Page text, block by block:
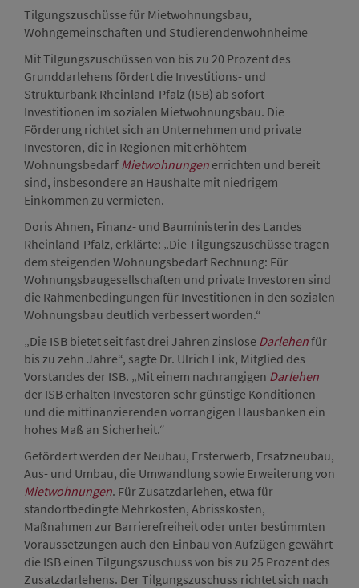
Tilgungszuschüsse für Mietwohnungsbau,
Wohngemeinschaften und Studierendenwohnheime
Mit Tilgungszuschüssen von bis zu 20 Prozent des
Grunddarlehens fördert die Investitions- und
Strukturbank Rheinland-Pfalz (ISB) ab sofort
Investitionen im sozialen Mietwohnungsbau. Die
Förderung richtet sich an Unternehmen und private
Investoren, die in Regionen mit erhöhtem
Wohnungsbedarf Mietwohnungen errichten und bereit
sind, insbesondere an Haushalte mit niedrigem
Einkommen zu vermieten.
Doris Ahnen, Finanz- und Bauministerin des Landes
Rheinland-Pfalz, erklärte: „Die Tilgungszuschüsse tragen
dem steigenden Wohnungsbedarf Rechnung: Für
Wohnungsbaugesellschaften und private Investoren sind
die Rahmenbedingungen für Investitionen in den sozialen
Wohnungsbau deutlich verbessert worden.“
„Die ISB bietet seit fast drei Jahren zinslose Darlehenfür
bis zu zehn Jahre“, sagte Dr. Ulrich Link, Mitglied des
Vorstandes der ISB. „Mit einem nachrangigen Darlehen
der ISB erhalten Investoren sehr günstige Konditionen
und die mitfinanzierenden vorrangigen Hausbanken ein
hohes Maß an Sicherheit.“
Gefördert werden der Neubau, Ersterwerb, Ersatzneubau,
Aus- und Umbau, die Umwandlung sowie Erweiterung von
Mietwohnungen. Für Zusatzdarlehen, etwa für
standortbedingte Mehrkosten, Abrisskosten,
Maßnahmen zur Barrierefreiheit oder unter bestimmten
Voraussetzungen auch den Einbau von Aufzügen gewährt
die ISB einen Tilgungszuschuss von bis zu 25 Prozent des
Zusatzdarlehens. Der Tilgungszuschuss richtet sich nach